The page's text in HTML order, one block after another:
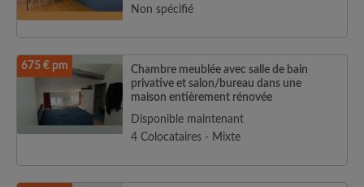
Non spécifié
675 € pm
Chambre meublée avec salle de bain
privative et salon/bureau dans une
maison entièrement rénovée
Disponible maintenant
4 Colocataires - Mixte